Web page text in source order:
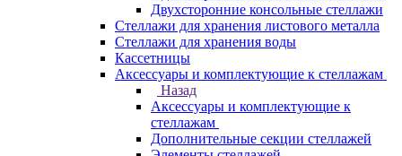
Двухсторонние консольные стеллажи
Стеллажи для хранения листового металла
Стеллажи для хранения воды
Кассетницы
Аксесcуары и комплектующие к стеллажам
Назад
Аксесcуары и комплектующие к
стеллажам
Дополнительные секции стеллажей